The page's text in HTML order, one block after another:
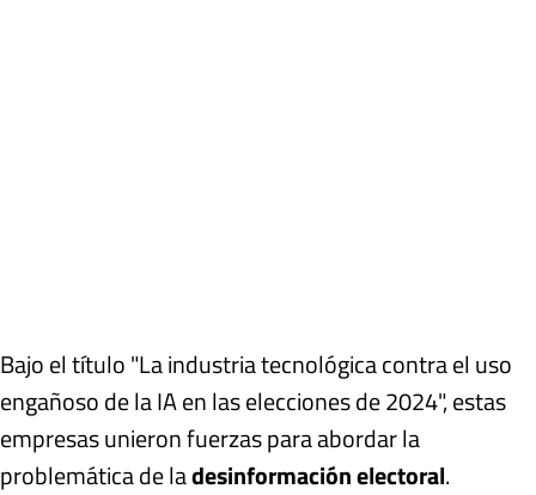
Bajo el título "La industria tecnológica contra el uso
engañoso de la IA en las elecciones de 2024", estas
empresas unieron fuerzas para abordar la
problemática de ladesinformación electoral.